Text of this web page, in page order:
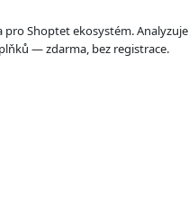
Shoptet ekosystém. Analyzuje
— zdarma, bez registrace.